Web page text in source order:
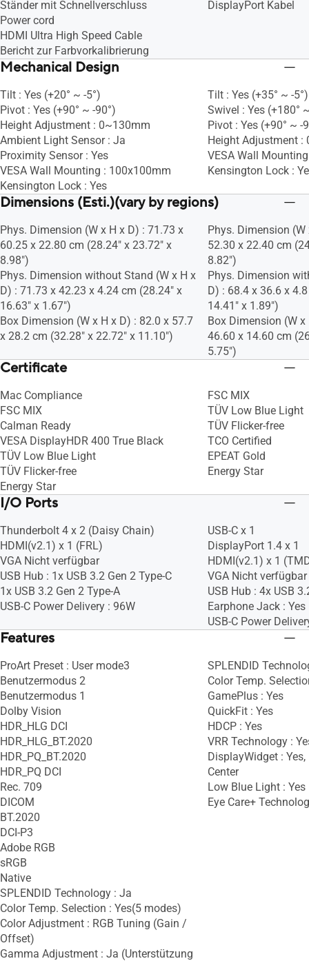
Ständer mit Schnellverschluss
Power cord
HDMI Ultra High Speed Cable
Bericht zur Farbvorkalibrierung
DisplayPort Kabel
Mechanical Design
Tilt : Yes (+20° ~ -5°)
Pivot : Yes (+90° ~ -90°)
Height Adjustment : 0~130mm
Ambient Light Sensor : Ja
Proximity Sensor : Yes
VESA Wall Mounting : 100x100mm
Kensington Lock : Yes
Tilt : Yes (+35° ~ -5°)
Swivel : Yes (+180°
Pivot : Yes (+90° ~ -
Height Adjustment :
VESA Wall
Kensington Lock :
Dimensions (Esti.)(vary by regions)
Phys. Dimension (W x H x D) : 71.73 x
60.25 x 22.80 cm (28.24" x 23.72" x
8.98")
Phys. Dimension without Stand (W x H x
D) : 71.73 x 42.23 x 4.24 cm (28.24" x
16.63" x 1.67")
Box Dimension (W x H x D) : 82.0 x 57.7
x 28.2 cm (32.28" x 22.72" x 11.10")
Phys. Dimension
52.30 x 22.40 cm
8.82")
Phys. Dimension
D) : 68.4 x 36.6 x
14.41" x 1.89")
Box Dimension (W
46.60 x 14.60 cm
5.75")
Certificate
Mac Compliance
FSC MIX
Calman Ready
VESA DisplayHDR 400 True Black
TÜV Low Blue Light
TÜV Flicker-free
Energy Star
FSC MIX
TÜV Low Blue Light
TÜV Flicker-free
TCO Certified
EPEAT Gold
Energy Star
I/O Ports
Thunderbolt 4 x 2 (Daisy Chain)
HDMI(v2.1) x 1 (FRL)
VGA Nicht verfügbar
USB Hub : 1x USB 3.2 Gen 2 Type-C
1x USB 3.2 Gen 2 Type-A
USB-C Power Delivery : 96W
USB-C x 1
DisplayPort 1.4 x 1
HDMI(v2.1) x 1
VGA Nicht verfügbar
USB Hub : 4x USB
Earphone Jack : Yes
USB-C Power
Features
ProArt Preset : User mode3
Benutzermodus 2
Benutzermodus 1
Dolby Vision
HDR_HLG DCI
HDR_HLG_BT.2020
HDR_PQ_BT.2020
HDR_PQ DCI
Rec. 709
DICOM
BT.2020
DCI-P3
Adobe RGB
sRGB
Native
SPLENDID Technology : Ja
Color Temp. Selection : Yes(5 modes)
Color Adjustment : RGB Tuning (Gain /
Offset)
Gamma Adjustment : Ja (Unterstützung
SPLENDID
Color Temp.
GamePlus : Yes
QuickFit : Yes
HDCP : Yes
VRR Technology :
DisplayWidget :
Center
Low Blue Light : Yes
Eye Care+